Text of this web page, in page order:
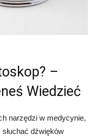
–
Wiedzieć
narzędzi w medycynie,
dźwięków